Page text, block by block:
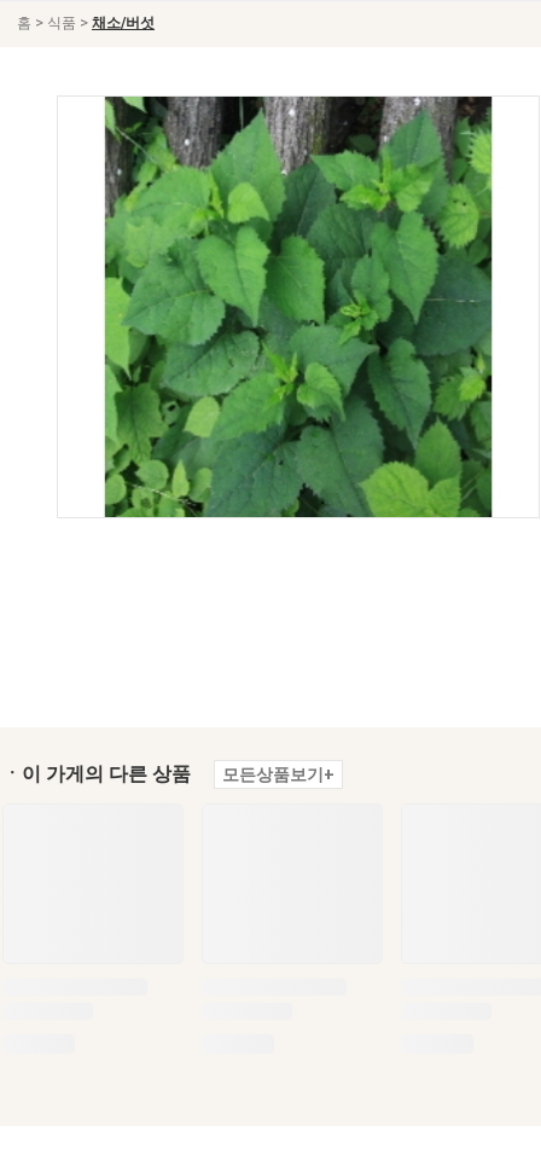
홈 > 식품 > 채소/버섯
ㆍ이 가게의 다른 상품 모든상품보기+